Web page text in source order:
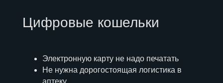
Цифровые кошельки
Электронную карту не надо печатать
Не нужна дорогостоящая логистика в
аптеку